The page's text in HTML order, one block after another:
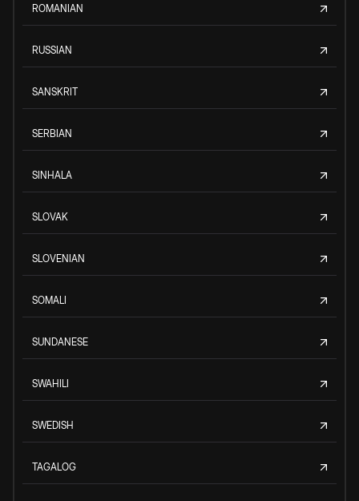
ROMANIAN
RUSSIAN
SANSKRIT
SERBIAN
SINHALA
SLOVAK
SLOVENIAN
SOMALI
SUNDANESE
SWAHILI
SWEDISH
TAGALOG